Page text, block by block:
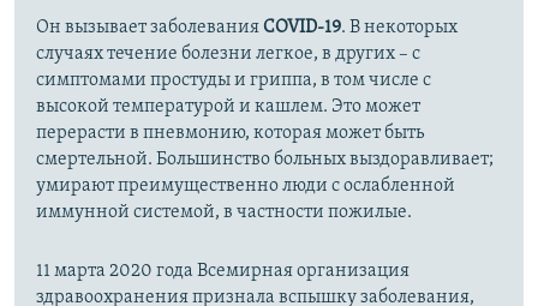
Он вызывает заболеванияCOVID-19. В некоторых
случаях течение болезни легкое, в других – с
симптомами простуды и гриппа, в том числе с
высокой температурой и кашлем. Это может
перерасти в пневмонию, которая может быть
смертельной. Большинство больных выздоравливает;
умирают преимущественно люди с ослабленной
иммунной системой, в частности пожилые.
11 марта 2020 года Всемирная организация
здравоохранения признала вспышку заболевания,